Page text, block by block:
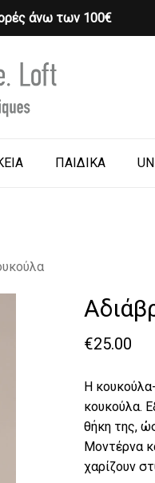
άνω των 100€
ΠΑΙΔΙΚΑ
Cart
€25.00
Η
κουκούλα.
θήκη της,
Μοντέρνα
χαρίζουν